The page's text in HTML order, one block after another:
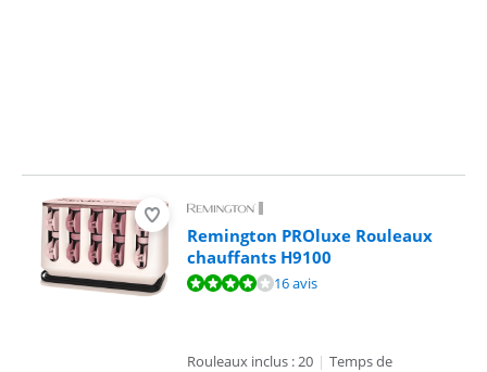
Remington PROluxe Rouleaux
chauffants H9100
La note est de 8,3 sur 10, basée sur 16 avis.16 avis
Rouleaux inclus : 20 | Temps de